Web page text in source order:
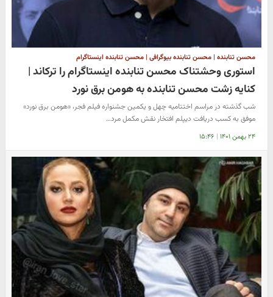
محسن تنابنده | محسن تنابنده بیوگرافی | محسن تنابنده اینستاگرام
استوری وحشتناک محسن تنابنده اینستاگرام را ترکاند |
کنایه زشت محسن تنابنده به هومن برق نورد
شب گذشته در مراسم اختتامیه چهل و یکمین جشنواره فیلم فجر، «هومن برق نورد»
موفق به کسب دریافت دیپلم افتخار نقش مکمل مرد…
۲۴ بهمن ۱۴۰۱ | ۱۵:۴۶